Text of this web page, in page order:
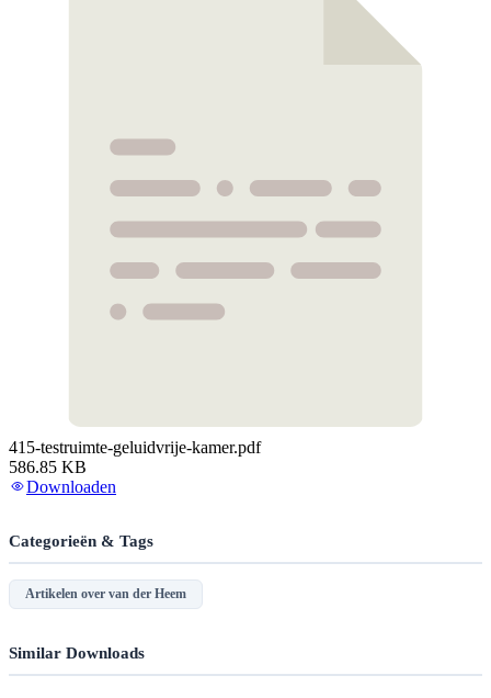
415-testruimte-geluidvrije-kamer.pdf
586.85 KB
Downloaden
Categorieën & Tags
Artikelen over van der Heem
Similar Downloads